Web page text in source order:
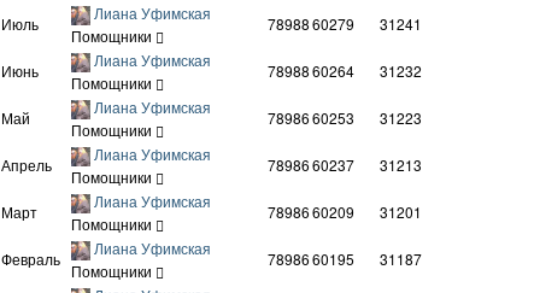
Июль
Лиана Уфимская
Помощники
7898860279 31241
Июнь
Лиана Уфимская
Помощники
7898860264 31232
Май
Лиана Уфимская
Помощники
7898660253 31223
Апрель
Лиана Уфимская
Помощники
7898660237 31213
Март
Лиана Уфимская
Помощники
7898660209 31201
Февраль
Лиана Уфимская
Помощники
7898660195 31187